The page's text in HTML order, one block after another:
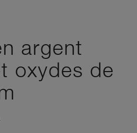
argent
oxydes de